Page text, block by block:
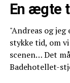
En ægte
"Andreas og
stykke tid, om
scenen… Det
Badehotellet-